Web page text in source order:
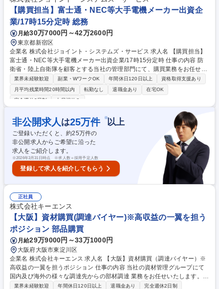
みを支えていただくやりがいのある仕事です。 募集職種 【東京／購買】
入院環境を支える製品の購買/年休126日/残業ほぼ無
【購買担当】富士通・NEC等大手電機メーカー出資企
業/17時15分定時 総務
月給30万7000円～42万2600円
東京都新宿区
企業名 株式会社ジョイント・システムズ・サービス 求人名 【購買担当】
富士通・NEC等大手電機メーカー出資企業/17時15分定時 仕事の内容 防
衛省・陸上自衛隊を顧客とする当社の管理部門にて、購買業務をお任せい
たします。メイン業務は購買業務となりますが、総務・庶務の業務も一部
お任せいたします。 ■物・購買業務（内容確認、買付、交渉、調整、購入
依頼～支払迄） ■人・購買業務（派遣者・請負者受入にあたっての見積依
他 ┗総務：電話受付、イベント（創立記念行事等）運営 ┗庶務：お弁当
発注、郵便、新聞受取 募集職種 【購買担当】富士通・NEC等大手電機メ
ーカー出資企業/17時15分定時
業界未経験歓迎 副業・WワークOK 年間休日120日以上
資格取得支援あり
月平均残業時間20時間以内
転勤なし 退職金あり
在宅OK
完全週休2日制
土日祝休み
非公開求人 は25万件 ※以上
ご登録いただくと、約25万件の
非公開求人からご希望に沿った
求人をご紹介します。
※2026年3月31日時点 ※求人数＝採用予定人数
登録して求人を紹介してもらう
正社員
株式会社キーエンス
【大阪】資材購買(調達バイヤー)※高収益の一翼を担う
ポジション 部品購買
月給29万9000円～33万1000円
大阪府大阪市東淀川区
企業名 株式会社キーエンス 求人名 【大阪】資材購買（調達バイヤー）※
高収益の一翼を担うポジション 仕事の内容 当社の資材管理グループにて
国内及び海外の様々な調達先からの部材調達 業務をお任せいたします。世
界中から、適正な品質・最適なコストで部材調達を行うやりがいある仕事
業界未経験歓迎 年間休日120日以上 退職金あり
完全週休2日制